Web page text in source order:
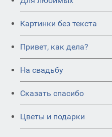
Картинки без текста
Привет, как дела?
На свадьбу
Сказать спасибо
Цветы и подарки